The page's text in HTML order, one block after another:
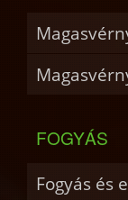
FOGYÁS
Fogyás és